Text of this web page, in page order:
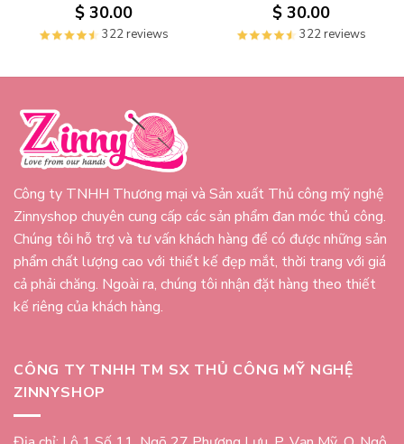
$30.00
322 reviews
$30.00
322 reviews
Công ty TNHH Thương mại và Sản xuất Thủ công mỹ nghệ
Zinnyshop chuyên cung cấp các sản phẩm đan móc thủ công.
Chúng tôi hỗ trợ và tư vấn khách hàng để có được những sản
phẩm chất lượng cao với thiết kế đẹp mắt, thời trang với giá
cả phải chăng. Ngoài ra, chúng tôi nhận đặt hàng theo thiết
kế riêng của khách hàng.
CÔNG TY TNHH TM SX THỦ CÔNG MỸ NGHỆ
ZINNYSHOP